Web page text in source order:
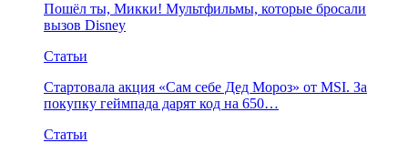
Пошёл ты, Микки! Мультфильмы, которые бросали
вызов Disney
Статьи
Стартовала акция «Сам себе Дед Мороз» от MSI. За
покупку геймпада дарят код на 650…
Статьи